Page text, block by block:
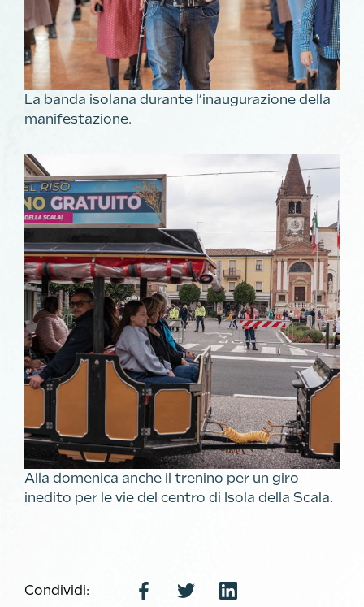
La banda isolana durante l’inaugurazione della
manifestazione.
Alla domenica anche il trenino per un giro
inedito per le vie del centro di Isola della Scala.
Condividi: